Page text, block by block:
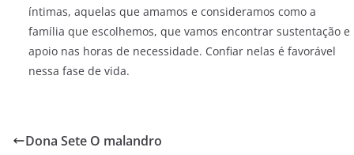
íntimas, aquelas que amamos e consideramos como a
família que escolhemos, que vamos encontrar sustentação e
apoio nas horas de necessidade. Confiar nelas é favorável
nessa fase de vida.
Dona Sete O malandro